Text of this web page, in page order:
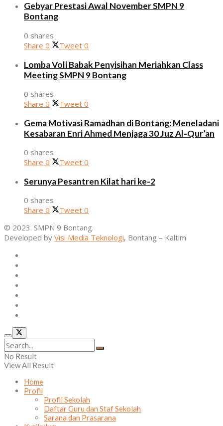
Gebyar Prestasi Awal November SMPN 9
Bontang
0 shares
Share 0 Tweet 0
Lomba Voli Babak Penyisihan Meriahkan Class
Meeting SMPN 9 Bontang
0 shares
Share 0 Tweet 0
Gema Motivasi Ramadhan di Bontang: Meneladani
Kesabaran Enri Ahmed Menjaga 30 Juz Al-Qur’an
0 shares
Share 0 Tweet 0
Serunya Pesantren Kilat hari ke-2
0 shares
Share 0 Tweet 0
© 2023. SMPN 9 Bontang.
Developed by Visi Media Teknologi, Bontang – Kaltim
No Result
View All Result
Home
Profil
Profil Sekolah
Daftar Guru dan Staf Sekolah
Sarana dan Prasarana